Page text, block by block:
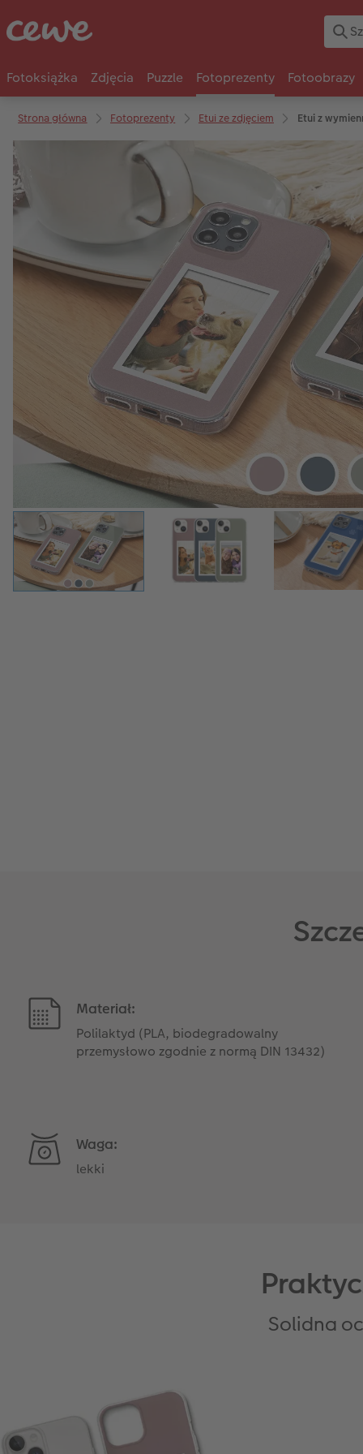
Fotoksiążka Zdjęcia Puzzle Fotoprezenty Fotoobrazy
Strona główna Fotoprezenty Etui ze zdjęciem Etui z
Materiał:
Polilaktyd (PLA, biodegradowalny
przemysłowo zgodnie z normą DIN 13432)
Waga:
lekki
Solidna